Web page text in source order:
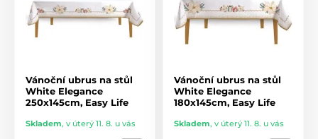
Vánoční ubrus na stůl
White Elegance
250x145cm, Easy Life
Skladem, v úterý 11. 8. u vás
Vánoční ubrus na stůl
White Elegance
180x145cm, Easy Life
Skladem, v úterý 11. 8. u vás